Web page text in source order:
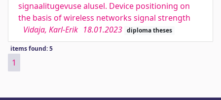
signaalitugevuse alusel. Device positioning on
the basis of wireless networks signal strength
Vidaja, Karl-Erik 18.01.2023 diploma theses
items found: 5
1